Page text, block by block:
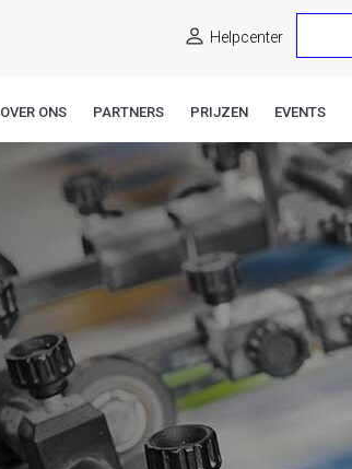
Helpcenter
OVER ONS PARTNERS PRIJZEN EVENTS